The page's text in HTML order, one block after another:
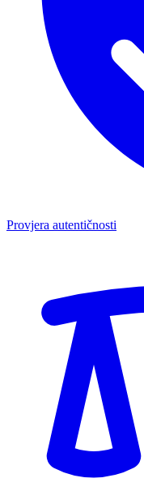
Provjera autentičnosti